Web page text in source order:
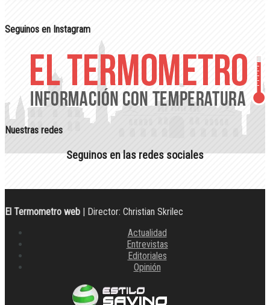
Seguinos en Instagram
Nuestras redes
Seguinos en las redes sociales
El Termometro web | Director: Christian Skrilec
Actualidad
Entrevistas
Editoriales
Opinión